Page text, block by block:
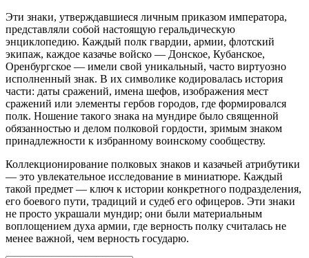
Эти знаки, утверждавшиеся личным приказом императора,
представляли собой настоящую геральдическую
энциклопедию. Каждый полк гвардии, армии, флотский
экипаж, каждое казачье войско — Донское, Кубанское,
Оренбургское — имели свой уникальный, часто виртуозно
исполненный знак. В их символике кодировалась история
части: даты сражений, имена шефов, изображения мест
сражений или элементы гербов городов, где формировался
полк. Ношение такого знака на мундире было священной
обязанностью и делом полковой гордости, зримым знаком
принадлежности к избранному воинскому сообществу.
Коллекционирование полковых знаков и казачьей атрибутики
— это увлекательное исследование в миниатюре. Каждый
такой предмет — ключ к истории конкретного подразделения,
его боевого пути, традиций и судеб его офицеров. Эти знаки
не просто украшали мундир; они были материальным
воплощением духа армии, где верность полку считалась не
менее важной, чем верность государю.